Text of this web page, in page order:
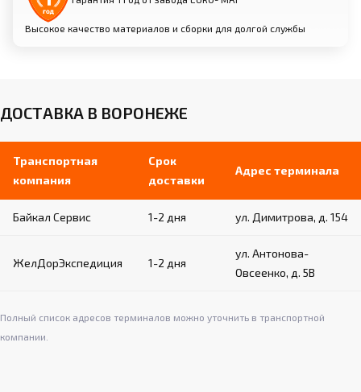
Высокое качество материалов и сборки для долгой службы
ДОСТАВКА В ВОРОНЕЖЕ
Транспортная
компания
Срок
доставки
Адрес терминала
Байкал Сервис 1-2 дня ул. Димитрова, д. 154
ЖелДорЭкспедиция 1-2 дня
ул. Антонова-
Овсеенко, д. 5В
Полный список адресов терминалов можно уточнить в транспортной
компании.